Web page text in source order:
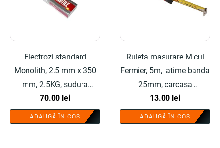
Electrozi standard
Monolith, 2.5 mm x 350
mm, 2.5KG, sudura
universala - COBI
SMART®
70.00 lei
ADAUGĂ ÎN COȘ
Ruleta masurare Micul
Fermier, 5m, latime banda
25mm, carcasa
cauciucata - COBI
SMART®
13.00 lei
ADAUGĂ ÎN COȘ